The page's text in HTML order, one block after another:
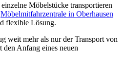
Möbelstücke transportieren
Möbelmitfahrzentrale in Oberhausen
flexible Lösung.
weit mehr als nur der Transport von
den Anfang eines neuen